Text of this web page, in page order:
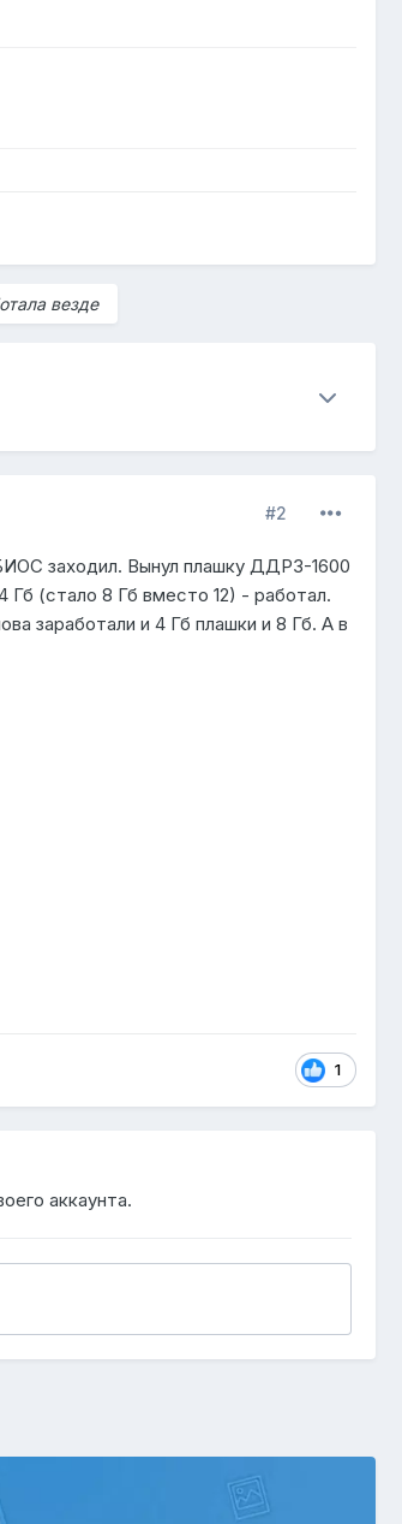
везде
#2
заходил. Вынул плашку ДДР3-1600
Гб (стало 8 Гб вместо 12) - работал.
заработали и 4 Гб плашки и 8 Гб. А в
1
аккаунта.